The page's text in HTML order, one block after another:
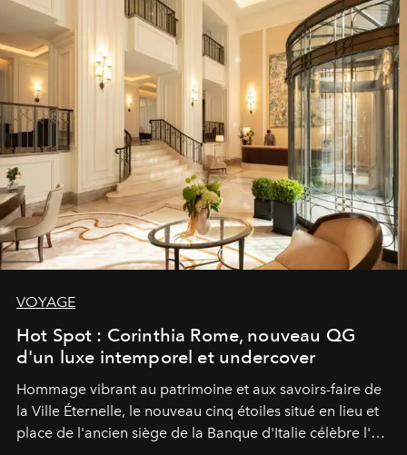
VOYAGE
Hot Spot : Corinthia Rome, nouveau QG
d'un luxe intemporel et undercover
Hommage vibrant au patrimoine et aux savoirs-faire de
la Ville Éternelle, le nouveau cinq étoiles situé en lieu et
place de l'ancien siège de la Banque d'Italie célèbre l'art